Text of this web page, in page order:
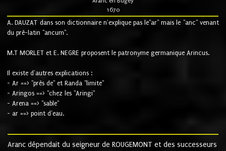
1670
A. DAUZAT dans son dictionnaire n'explique pas le"ar" mais le "anc" venant
du pré-latin "ancum".
M.T MORLET et E. NEGRE proposent le patronyme germanique Arincus.
Il existe d'autres explications :
- Ar ==> "près de" et Randa "limite"
- Aringos ==> "chez les "Aringi"
- Arena ==> "sable"
- ar ==> point d'eau.
Aranc dépendait du seigneur de ROUGEMONT et des successeurs